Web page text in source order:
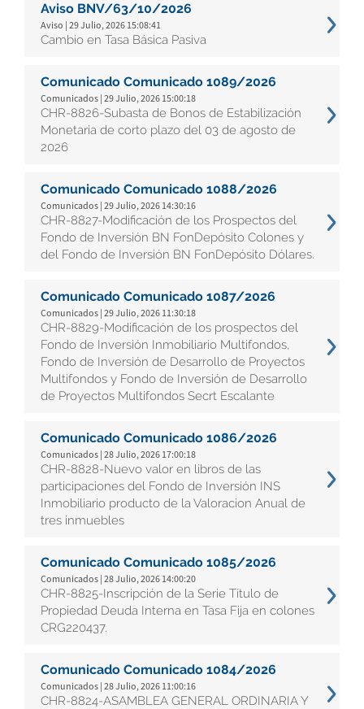
Aviso BNV/63/10/2026
Aviso | 29 Julio, 2026 15:08:41
Cambio en Tasa Básica Pasiva
Comunicado Comunicado 1089/2026
Comunicados | 29 Julio, 2026 15:00:18
CHR-8826-Subasta de Bonos de Estabilización
Monetaria de corto plazo del 03 de agosto de
2026
Comunicado Comunicado 1088/2026
Comunicados | 29 Julio, 2026 14:30:16
CHR-8827-Modificación de los Prospectos del
Fondo de Inversión BN FonDepósito Colones y
del Fondo de Inversión BN FonDepósito Dólares.
Comunicado Comunicado 1087/2026
Comunicados | 29 Julio, 2026 11:30:18
CHR-8829-Modificación de los prospectos del
Fondo de Inversión Inmobiliario Multifondos,
Fondo de Inversión de Desarrollo de Proyectos
Multifondos y Fondo de Inversión de Desarrollo
de Proyectos Multifondos Secrt Escalante
Comunicado Comunicado 1086/2026
Comunicados | 28 Julio, 2026 17:00:18
CHR-8828-Nuevo valor en libros de las
participaciones del Fondo de Inversión INS
Inmobiliario producto de la Valoracion Anual de
tres inmuebles
Comunicado Comunicado 1085/2026
Comunicados | 28 Julio, 2026 14:00:20
CHR-8825-Inscripción de la Serie Título de
Propiedad Deuda Interna en Tasa Fija en colones
CRG220437.
Comunicado Comunicado 1084/2026
Comunicados | 28 Julio, 2026 11:00:16
CHR-8824-ASAMBLEA GENERAL ORDINARIA Y